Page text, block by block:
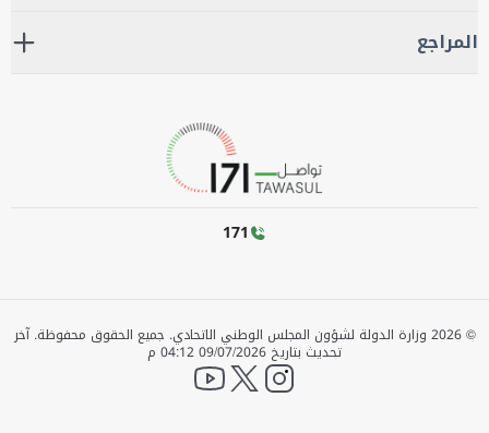
المراجع
171
©
2026 وزارة الدولة لشؤون المجلس الوطني الاتحادي. جميع الحقوق محفوظة.آخر
تحديث بتاريخ 09/07/2026 04:12 م
instagram
twitter
YouTube